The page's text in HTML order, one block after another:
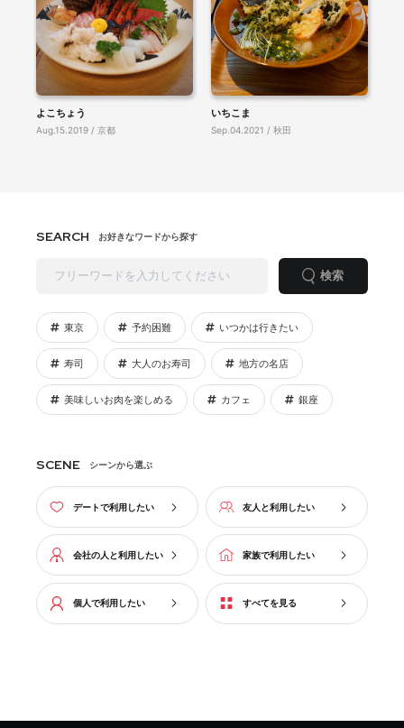
よこちょう
Aug.15.2019 / 京都
いちこま
Sep.04.2021 / 秋田
SEARCH お好きなワードから探す
検索
東京 予約困難 いつかは行きたい
寿司 大人のお寿司 地方の名店
美味しいお肉を楽しめる カフェ 銀座
SCENE シーンから選ぶ
デートで利用したい 友人と利用したい
会社の人と利用したい 家族で利用したい
個人で利用したい すべてを見る